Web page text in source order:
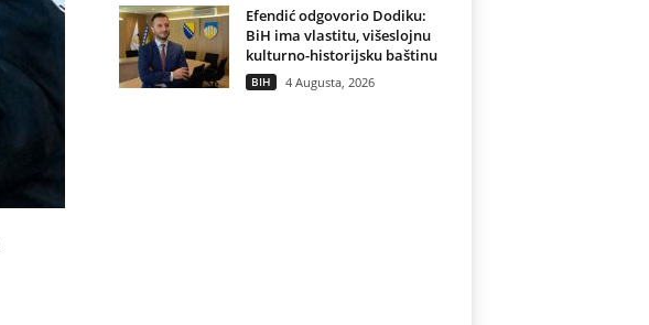
Efendić odgovorio Dodiku:
BiH ima vlastitu, višeslojnu
kulturno-historijsku baštinu
BIH 4 Augusta, 2026